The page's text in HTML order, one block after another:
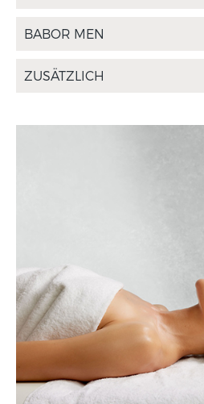
BABOR MEN
ZUSÄTZLICH